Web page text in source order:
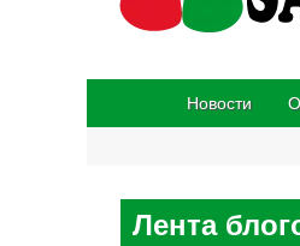
Новости
Лента